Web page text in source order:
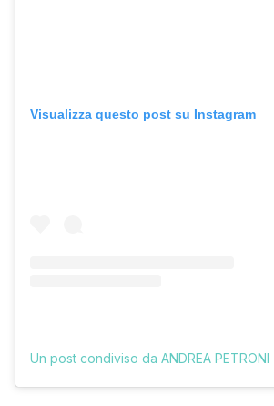
Visualizza questo post su Instagram